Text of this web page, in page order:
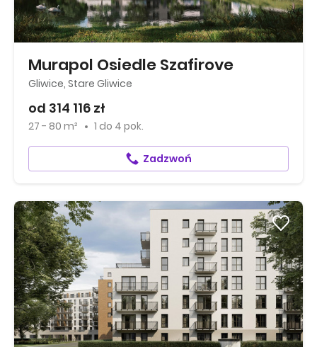
Murapol Osiedle Szafirove
Gliwice, Stare Gliwice
od 314 116 zł
27 - 80 m² 1 do 4 pok.
Zadzwoń